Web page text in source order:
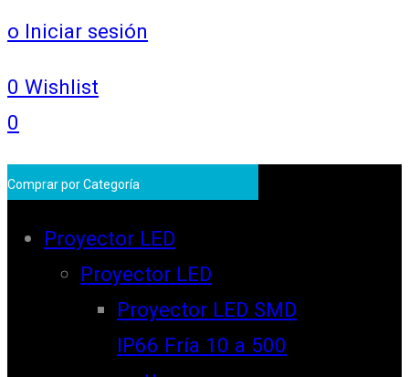
o Iniciar sesión
0 Wishlist
0
Comprar por Categoría
Proyector LED
Proyector LED
Proyector LED SMD
IP66 Fría 10 a 500